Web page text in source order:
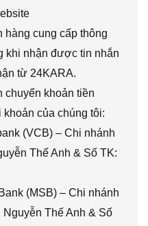
hàng cung cấp thông
khi nhận được tin nhắn
từ 24KARA.
chuyển khoản tiền
khoản của chúng tôi:
(VCB) – Chi nhánh
Thế Anh & Số TK:
(MSB) – Chi nhánh
Thế Anh & Số